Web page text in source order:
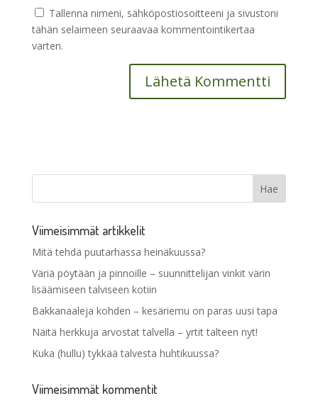
Tallenna nimeni, sähköpostiosoitteeni ja sivustoni
tähän selaimeen seuraavaa kommentointikertaa
varten.
Viimeisimmät artikkelit
Mitä tehdä puutarhassa heinäkuussa?
Väriä pöytään ja pinnoille – suunnittelijan vinkit värin
lisäämiseen talviseen kotiin
Bakkanaaleja kohden – kesäriemu on paras uusi tapa
Näitä herkkuja arvostat talvella – yrtit talteen nyt!
Kuka (hullu) tykkää talvesta huhtikuussa?
Viimeisimmät kommentit